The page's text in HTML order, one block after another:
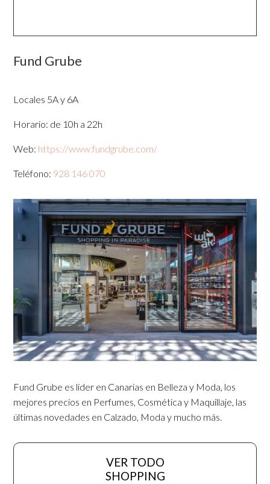
Fund Grube
Locales 5A y 6A
Horario: de 10h a 22h
Web: https://www.fundgrube.com/
Teléfono: 928 146 070
Fund Grube es líder en Canarias en Belleza y Moda, los
mejores precios en Perfumes, Cosmética y Maquillaje, las
últimas novedades en Calzado, Moda y mucho más.
VER TODO
SHOPPING